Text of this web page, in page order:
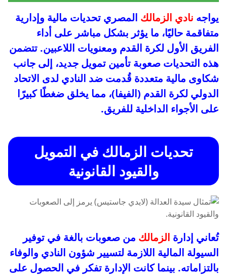
يواجه نادي الزمالك المصري تحديات مالية وإدارية
متفاقمة حاليًا، ما يؤثر بشكل مباشر على أداء
الفريق الأول لكرة القدم ومعنويات اللاعبين. تتضمن
هذه التحديات صعوبة تأمين تمويل جديد، إلى جانب
شكاوى مالية متعددة قُدمت ضد النادي لدى الاتحاد
الدولي لكرة القدم (الفيفا)، مما يخلق ضغطًا كبيرًا
على الأجواء الداخلية للفريق.
تحديات الزمالك في التمويل
والقيود القانونية
تُعاني إدارة الزمالك من صعوبات بالغة في توفير
السيولة المالية اللازمة لتسيير شؤون النادي والوفاء
بالتزاماته. بينما كانت الإدارة تفكر في الحصول على